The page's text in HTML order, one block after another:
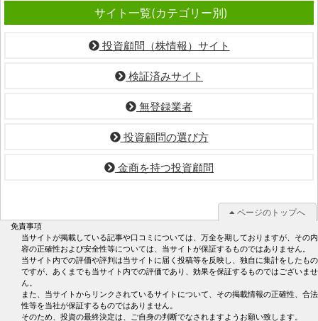
サイト一覧(カテゴリー別)
投資顧問（株情報）サイト
検証済みサイト
無登録業者
投資顧問の選び方
金商を持つ投資顧問
免責事項
当サイトが掲載している記事や口コミについては、万全を期しておりますが、その内
容の正確性および安全性等については、当サイトが保証するものではありません。
当サイト内での評価や評判は当サイトに届く投稿等を反映し、独自に集計をしたもの
ですが、あくまでも当サイト内での評価であり、効果を保証するものではございませ
ん。
また、当サイトからリンクされているサイトについて、その掲載情報の正確性、合法
性等を当社が保証するものではありません。
そのため、投資の最終決定は、ご自身の判断でなされますようお願い致します。
ページのトップへ